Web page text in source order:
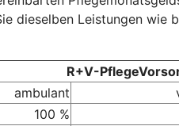
dieselben Leistungen
R+V-
ambulant
100 %